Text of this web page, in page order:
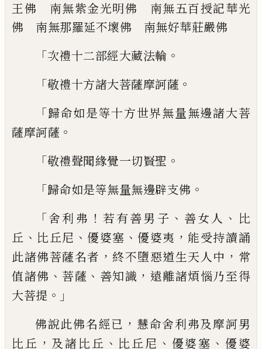
王佛 南無紫金光明佛 南無五百授記華光
佛 南無那羅延不壞佛 南無好華莊嚴佛
「次禮十二部經大藏法輪 。
「敬禮十方諸大菩薩摩訶薩 。
「歸命如是等十方世界無量無邊諸大菩
薩摩訶薩 。
「敬禮聲聞緣覺一切賢聖 。
「歸命如是等無量無邊辟支佛 。
「舍利弗 ！ 若有善男子 、 善女人 、 比
丘 、 比丘尼 、優婆塞 、優婆夷 ， 能受持讀誦
此諸佛菩薩名者 ， 終不墮惡道生天人中 ， 常
值諸佛 、 菩薩 、 善知識 ， 遠離諸煩惱乃至得
大菩提 。」
佛說此佛名經已 ， 慧命舍利弗及摩訶男
比丘 ， 及諸比丘 、 比丘尼 、 優婆塞 、 優婆